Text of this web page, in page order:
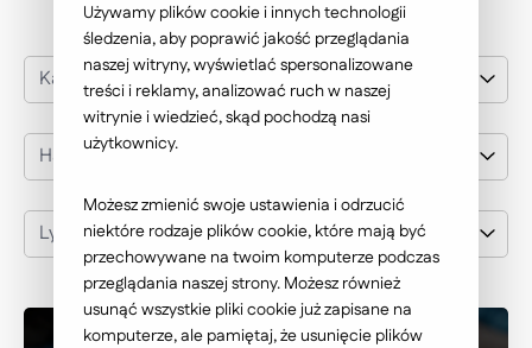
Kategoria realizacji
Handel i usługi
Lynka
Używamy plików cookie i innych technologii
śledzenia, aby poprawić jakość przeglądania
naszej witryny, wyświetlać spersonalizowane
treści i reklamy, analizować ruch w naszej
witrynie i wiedzieć, skąd pochodzą nasi
użytkownicy.
Możesz zmienić swoje ustawienia i odrzucić
niektóre rodzaje plików cookie, które mają być
przechowywane na twoim komputerze podczas
przeglądania naszej strony. Możesz również
usunąć wszystkie pliki cookie już zapisane na
komputerze, ale pamiętaj, że usunięcie plików